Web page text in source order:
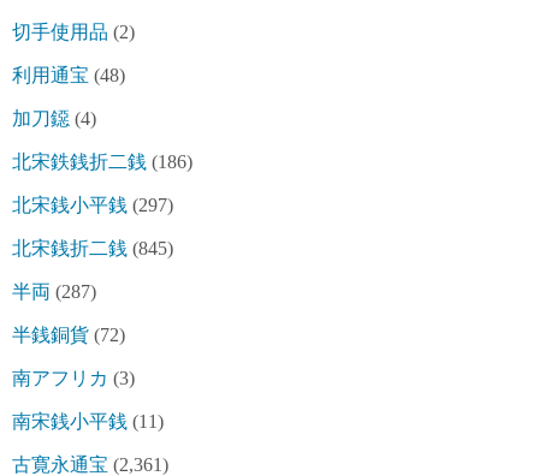
切手使用品 (2)
利用通宝 (48)
加刀鐚 (4)
北宋鉄銭折二銭 (186)
北宋銭小平銭 (297)
北宋銭折二銭 (845)
半両 (287)
半銭銅貨 (72)
南アフリカ (3)
南宋銭小平銭 (11)
古寛永通宝 (2,361)